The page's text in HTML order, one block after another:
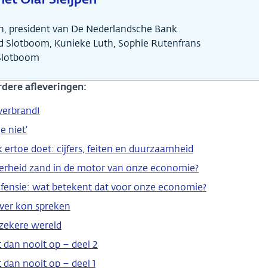
president van De Nederlandsche Bank
Slotboom, Kunieke Luth, Sophie Rutenfrans
afleveringen:
niet’
ertoe doet: cijfers, feiten en duurzaamheid
zand in de motor van onze economie?
wat betekent dat voor onze economie?
kon spreken
wereld
nooit op – deel 2
nooit op – deel 1